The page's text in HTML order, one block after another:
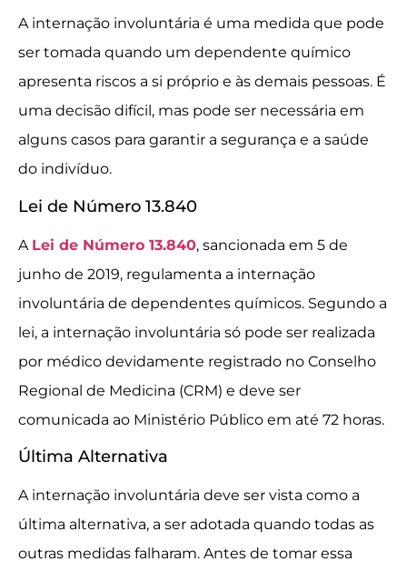
A internação involuntária é uma medida que pode
ser tomada quando um dependente químico
apresenta riscos a si próprio e às demais pessoas. É
uma decisão difícil, mas pode ser necessária em
alguns casos para garantir a segurança e a saúde
do indivíduo.
Lei de Número 13.840
A Lei de Número 13.840, sancionada em 5 de
junho de 2019, regulamenta a internação
involuntária de dependentes químicos. Segundo a
lei, a internação involuntária só pode ser realizada
por médico devidamente registrado no Conselho
Regional de Medicina (CRM) e deve ser
comunicada ao Ministério Público em até 72 horas.
Última Alternativa
A internação involuntária deve ser vista como a
última alternativa, a ser adotada quando todas as
outras medidas falharam. Antes de tomar essa